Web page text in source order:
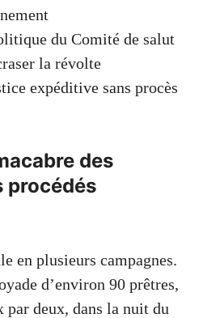
du Comité de salut
la révolte
expéditive sans procès
des
procédés
en plusieurs campagnes.
d’environ 90 prêtres,
par deux, dans la nuit du